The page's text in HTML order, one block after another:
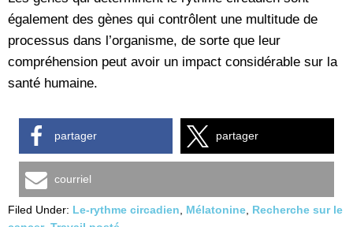
également des gènes qui contrôlent une multitude de
processus dans l’organisme, de sorte que leur
compréhension peut avoir un impact considérable sur la
santé humaine.
partager partager
courriel
Filed Under: Le-rythme circadien Mélatonine Recherche sur le